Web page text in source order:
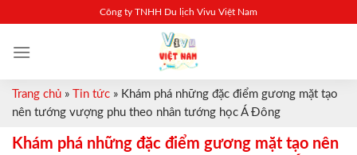
content
Công ty TNHH Du lịch Vivu Việt Nam
Trang chủ » Tin tức » Khám phá những đặc điểm gương mặt tạo
nên tướng vượng phu theo nhân tướng học Á Đông
Khám phá những đặc điểm gương mặt tạo nên